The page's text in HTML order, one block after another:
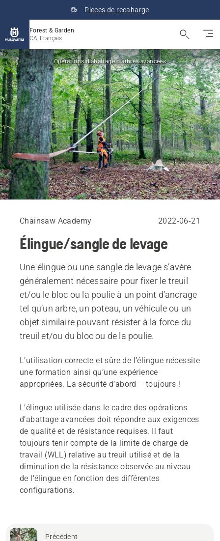
Pieces de recaharge
Forest & Garden
CA, Français
Opérations d’abattage d’arbres avancées
Chainsaw Academy 2022-06-21
Élingue/sangle de levage
Une élingue ou une sangle de levage s’avère
généralement nécessaire pour fixer le treuil
et/ou le bloc ou la poulie à un point d’ancrage
tel qu’un arbre, un poteau, un véhicule ou un
objet similaire pouvant résister à la force du
treuil et/ou du bloc ou de la poulie.
L’utilisation correcte et sûre de l’élingue nécessite
une formation ainsi qu’une expérience
appropriées. La sécurité d’abord – toujours !
L’élingue utilisée dans le cadre des opérations
d’abattage avancées doit répondre aux exigences
de qualité et de résistance requises. Il faut
toujours tenir compte de la limite de charge de
travail (WLL) relative au treuil utilisé et de la
diminution de la résistance observée au niveau
de l’élingue en fonction des différentes
configurations.
Précédent